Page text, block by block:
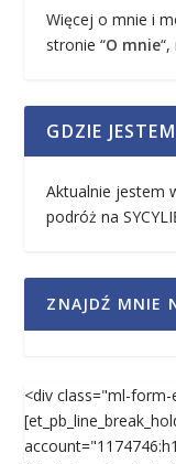
Więcej o mnie i
stronie “O mnie
GDZIE
Aktualnie jestem
podróż na
ZNAJDŹ MNIE
<div class="ml-form-